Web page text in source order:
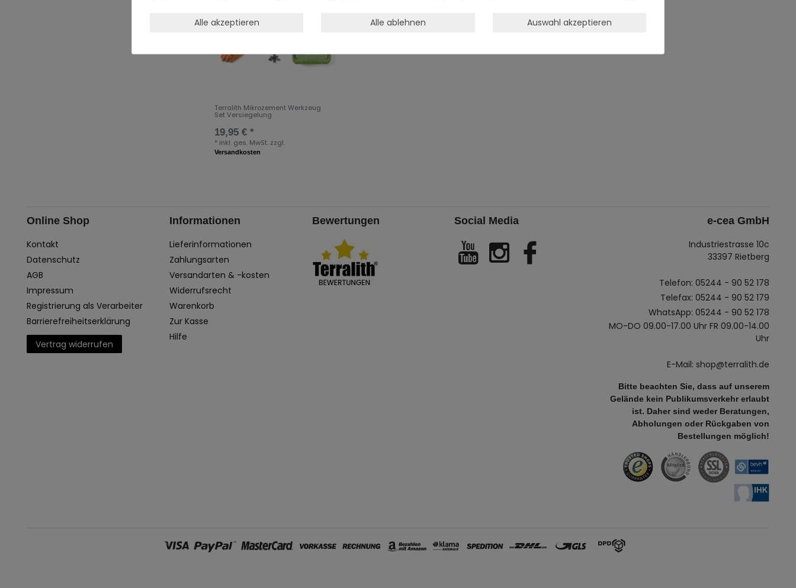
Terralith Mikrozement Werkzeug
Set Versiegelung
19,95 € *
* inkl. ges. MwSt. zzgl.
Versandkosten
Online Shop
Kontakt
Datenschutz
AGB
Impressum
Registrierung als Verarbeiter
Barrierefreiheitserklärung
Vertrag widerrufen
Informationen
Lieferinformationen
Zahlungsarten
Versandarten & -kosten
Widerrufsrecht
Warenkorb
Zur Kasse
Hilfe
Bewertungen Social Media
e-cea GmbH
Industriestrasse 10c
33397 Rietberg
Telefon: 05244 - 90 52 178
Telefax: 05244 - 90 52 179
WhatsApp: 05244 - 90 52 178
MO-DO 09.00-17.00 Uhr FR 09.00-14.00
Uhr
E-Mail: shop@terralith.de
Bitte beachten Sie, dass auf unserem
Gelände kein Publikumsverkehr erlaubt
ist. Daher sind weder Beratungen,
Abholungen oder Rückgaben von
Bestellungen möglich!
Alle akzeptieren Alle ablehnen Auswahl akzeptieren